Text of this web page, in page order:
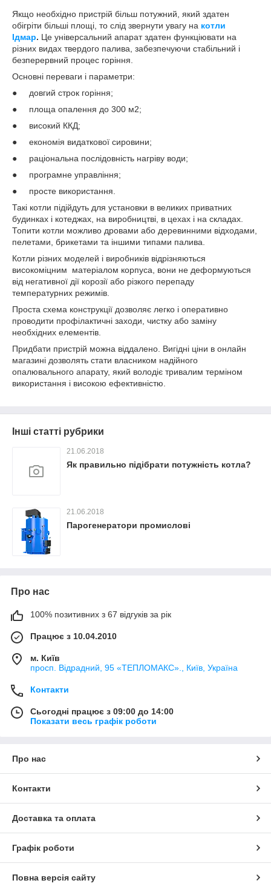
Якщо необхідно пристрій більш потужний, який здатен
обігріти більші площі, то слід звернути увагу на котли
Ідмар. Це універсальний апарат здатен функціювати на
різних видах твердого палива, забезпечуючи стабільний і
безперервний процес горіння.
Основні переваги і параметри:
● довгий строк горіння;
● площа опалення до 300 м2;
● високий ККД;
● економія видаткової сировини;
● раціональна послідовність нагріву води;
● програмне управління;
● просте використання.
Такі котли підійдуть для установки в великих приватних
будинках і котеджах, на виробництві, в цехах і на складах.
Топити котли можливо дровами або деревинними відходами,
пелетами, брикетами та іншими типами палива.
Котли різних моделей і виробників відрізняються
високоміцним матеріалом корпуса, вони не деформуються
від негативної дії корозії або різкого перепаду
температурних режимів.
Проста схема конструкції дозволяє легко і оперативно
проводити профілактичні заходи, чистку або заміну
необхідних елементів.
Придбати пристрій можна віддалено. Вигідні ціни в онлайн
магазині дозволять стати власником надійного
опалювального апарату, який володіє тривалим терміном
використання і високою ефективністю.
Інші статті рубрики
21.06.2018
Як правильно підібрати потужність котла?
21.06.2018
Парогенератори промислові
Про нас
100% позитивних з 67 відгуків за рік
Працює з 10.04.2010
м. Київ
просп. Відрадний, 95 «ТЕПЛОМАКС»., Київ, Україна
Контакти
Сьогодні працює з 09:00 до 14:00
Показати весь графік роботи
Про нас
Контакти
Доставка та оплата
Графік роботи
Повна версія сайту